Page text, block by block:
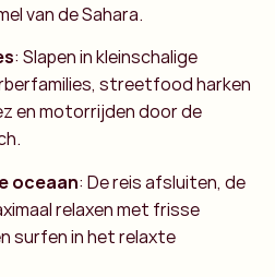
van de Sahara.
: Slapen in kleinschalige
streetfood harken
en motorrijden door de
oceaan: De reis afsluiten, de
relaxen met frisse
surfen in het relaxte